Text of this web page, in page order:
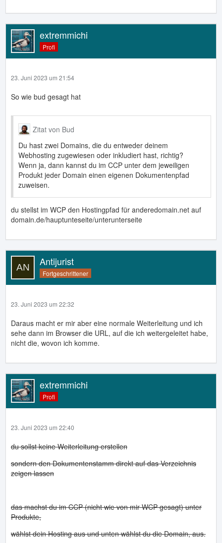
extremmichi
Profi
23. Juni 2023 um 21:54
So wie bud gesagt hat
Zitat von Bud
Du hast zwei Domains, die du entweder deinem
Webhosting zugewiesen oder inkludiert hast, richtig?
Wenn ja, dann kannst du im CCP unter dem jeweiligen
Produkt jeder Domain einen eigenen Dokumentenpfad
zuweisen.
du stellst im WCP den Hostingpfad für anderedomain.net auf
domain.de/hauptunteseite/unterunterseite
Antijurist
Fortgeschrittener
23. Juni 2023 um 22:32
Daraus macht er mir aber eine normale Weiterleitung und ich
sehe dann im Browser die URL, auf die ich weitergeleitet habe,
nicht die, wovon ich komme.
extremmichi
Profi
23. Juni 2023 um 22:40
du sollst keine Weiterleitung erstellen
sondern den Dokumentenstamm direkt auf das Verzeichnis
zeigen lassen
das machst du im CCP (nicht wie von mir WCP gesagt) unter
Produkte,
wählst dein Hosting aus und unten wählst du die Domain, aus.